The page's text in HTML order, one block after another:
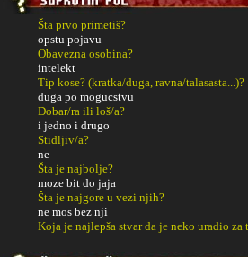
Šta prvo primetiš?
opstu pojavu
Obavezna osobina?
intelekt
Tip kose? (kratka/duga, ravna/talasasta...)?
duga po mogucstvu
Dobar/ra ili loš/a?
i jedno i drugo
Stidljiv/a?
ne
Šta je najbolje?
moze bit do jaja
Šta je najgore u vezi njih?
ne mos bez nji
Koja je najlepša stvar da je neko uradio za
.................